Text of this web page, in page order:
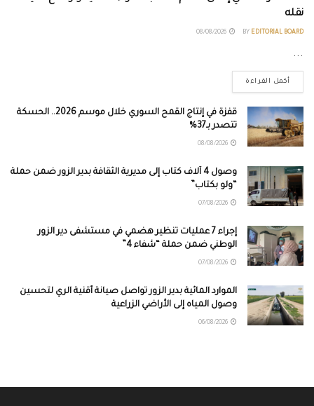
نقله
BY EDITORIAL BOARD
...
أكمل القراءة
قفزة في إنتاج القمح السوري خلال موسم 2026.. الحسكة
تتصدر بـ37%
وصول 4 آلاف كتاب إلى مديرية الثقافة بدير الزور ضمن حملة
“ولو بكتاب”
إجراء 7 عمليات تنظير هضمي في مستشفى دير الزور
الوطني ضمن حملة “شفاء 4”
الموارد المائية بدير الزور تواصل صيانة أقنية الري لتحسين
وصول المياه إلى الأراضي الزراعية